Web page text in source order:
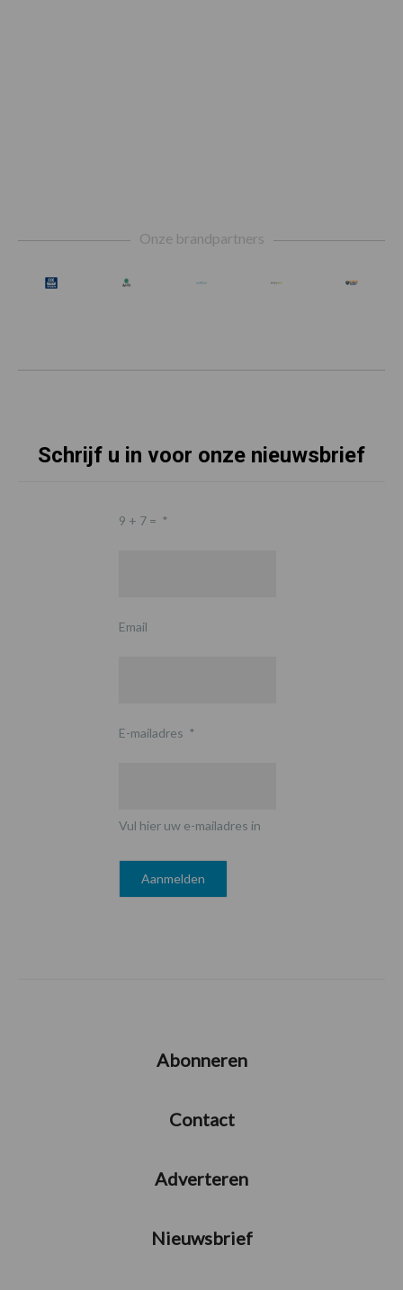
Onze brandpartners
Schrijf u in voor onze nieuwsbrief
9 + 7 = *
Email
E-mailadres *
Vul hier uw e-mailadres in
Abonneren
Contact
Adverteren
Nieuwsbrief